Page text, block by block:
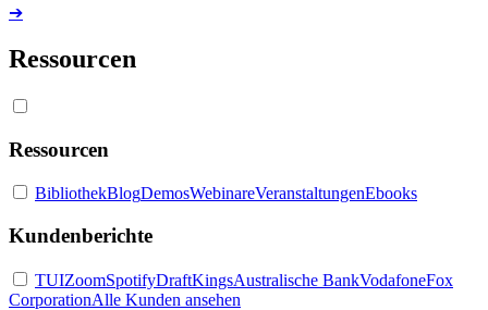
➔
Ressourcen
Ressourcen
BibliothekBlogDemosWebinareVeranstaltungenEbooks
Kundenberichte
TUIZoomSpotifyDraftKingsAustralische BankVodafoneFox
CorporationAlle Kunden ansehen